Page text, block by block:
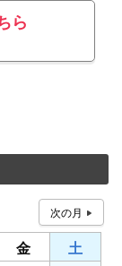
ら
金
土